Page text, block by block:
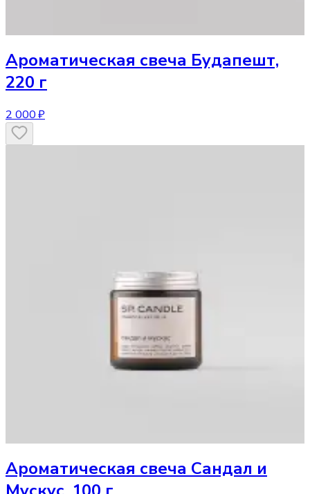
Ароматическая свеча Будапешт,
220 г
2 000 ₽
Ароматическая свеча Сандал и